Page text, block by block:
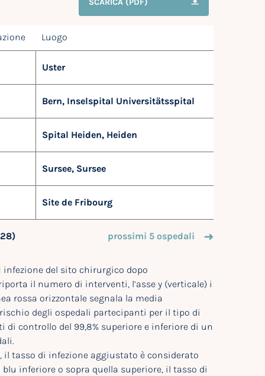
Luogo
Uster
Bern, Inselspital Universitätsspital
Spital Heiden, Heiden
Sursee, Sursee
Site de Fribourg
prossimi 5 ospedali
del sito chirurgico dopo
il numero di interventi, l’asse y (verticale) i
rossa orizzontale segnala la media
degli ospedali partecipanti per il tipo di
controllo del 99,8% superiore e inferiore di un
tasso di infezione aggiustato è considerato
inferiore o sopra quella superiore, il tasso di